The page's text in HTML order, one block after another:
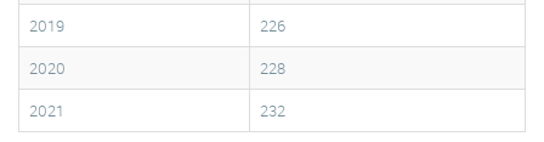
2019
226
2020
228
2021
232